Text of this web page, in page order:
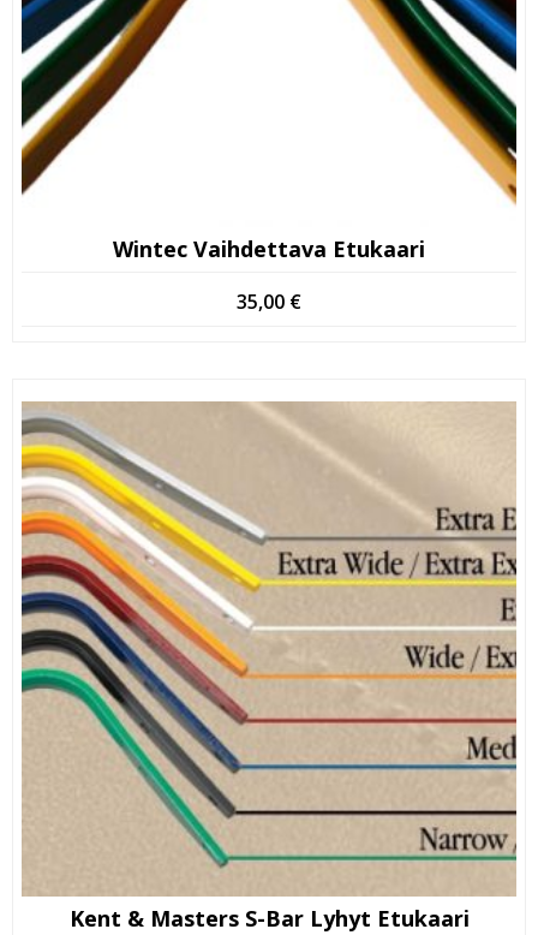
Wintec Vaihdettava Etukaari
35,00 €
Kent & Masters S-Bar Lyhyt Etukaari